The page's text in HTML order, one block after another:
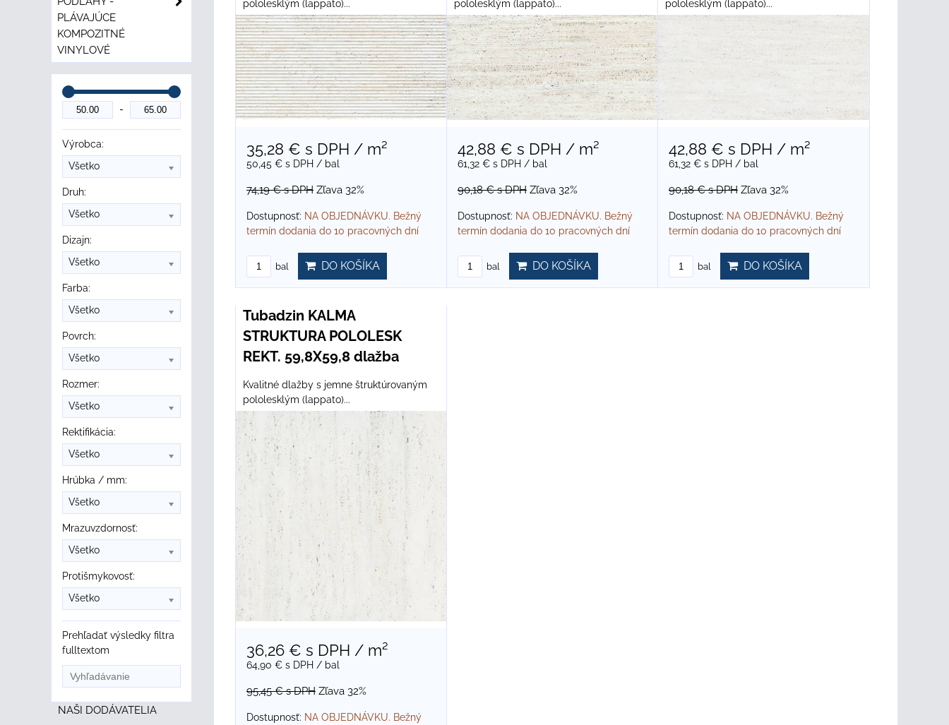
pololesklým (lappato)...
35,28 € s DPH / m²
50,45 € s DPH / bal
74,19 €s DPH Zľava 32%
Dostupnosť: NA OBJEDNÁVKU. Bežný
termín dodania do 10 pracovných dní
bal DO KOŠÍKA
pololesklým (lappato)...
42,88 € s DPH / m²
61,32 € s DPH / bal
90,18 €s DPH Zľava 32%
Dostupnosť: NA OBJEDNÁVKU. Bežný
termín dodania do 10 pracovných dní
bal DO KOŠÍKA
pololesklým (lappato)...
42,88 € s DPH / m²
61,32 €s DPH / bal
90,18 €s DPH Zľava 32%
Dostupnosť: NA OBJEDNÁVKU. Bežný
termín dodania do 10 pracovných dní
bal DO KOŠÍKA
Tubadzin KALMA
STRUKTURA POLOLESK
REKT. 59,8X59,8 dlažba
Kvalitné dlažby s jemne štruktúrovaným
pololesklým (lappato)...
36,26 € s DPH / m²
64,90 € s DPH / bal
95,45 €s DPH Zľava 32%
Dostupnosť: NA OBJEDNÁVKU. Bežný
PLÁVAJÚCE
KOMPOZITNÉ
VINYLOVÉ
Výrobca:
Všetko
Druh:
Všetko
Dizajn:
Všetko
Farba:
Všetko
Povrch:
Všetko
Rozmer:
Všetko
Rektifikácia:
Všetko
Hrúbka / mm:
Všetko
Mrazuvzdornosť:
Všetko
Protišmykovosť:
Všetko
Prehľadať výsledky filtra
fulltextom
NAŠI DODÁVATELIA